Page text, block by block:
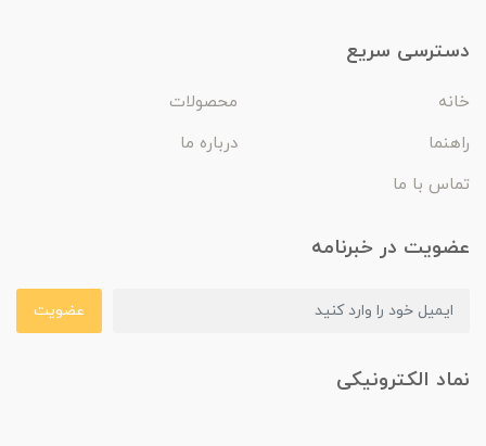
دسترسی سریع
خانه
محصولات
راهنما
درباره ما
تماس با ما
عضویت در خبرنامه
عضویت
نماد الکترونیکی